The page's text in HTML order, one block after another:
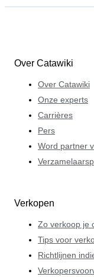
Over Catawiki
Over Catawiki
Onze experts
Carrières
Pers
Word partner
Verkopen
Zo verkoop je
Tips voor
Richtlijnen